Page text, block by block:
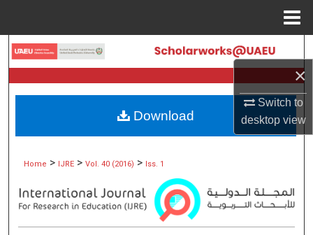
×
Switch to
desktopview
Search
Browse Collections
My Account
Digital Commons Network™
Home > IJRE > Vol. 40 (2016) > Iss. 1
Download